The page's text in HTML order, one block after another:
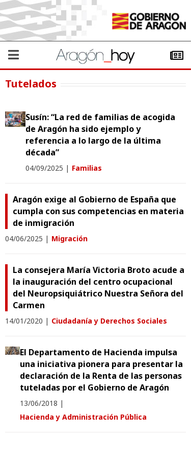
Tutelados
Susín: “La red de familias de acogida
de Aragón ha sido ejemplo y
referencia a lo largo de la última
década”
04/09/2025 | Familias
Aragón exige al Gobierno de España que
cumpla con sus competencias en materia
de inmigración
04/06/2025 | Migración
La consejera María Victoria Broto acude a
la inauguración del centro ocupacional
del Neuropsiquiátrico Nuestra Señora del
Carmen
14/01/2020 | Ciudadanía y Derechos Sociales
El Departamento de Hacienda impulsa
una iniciativa pionera para presentar la
declaración de la Renta de las personas
tuteladas por el Gobierno de Aragón
13/06/2018 |
Hacienda y Administración Pública